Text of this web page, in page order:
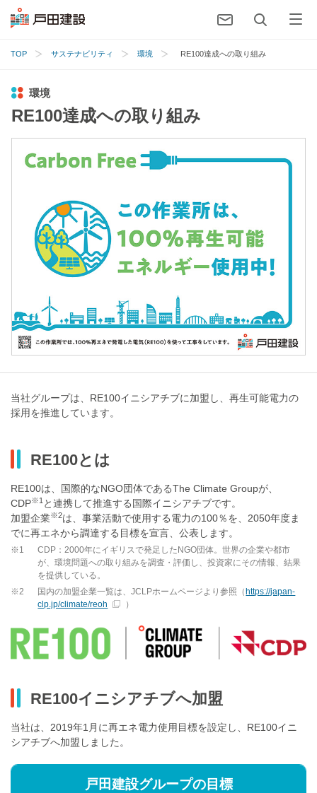
TOP サステナビリティ 環境 RE100達成への取り組み
環境
RE100達成への取り組み
当社グループは、RE100イニシアチブに加盟し、再生可能電力の
採用を推進しています。
RE100とは
RE100は、国際的なNGO団体であるThe Climate Groupが、
CDP※1 と連携して推進する国際イニシアチブです。
加盟企業※2は、事業活動で使用する電力の100％を、2050年度ま
でに再エネから調達する目標を宣言、公表します。
※1
CDP：2000年にイギリスで発足したNGO団体。世界の企業や都市
が、環境問題への取り組みを調査・評価し、投資家にその情報、結果
を提供している。
※2
国内の加盟企業一覧は、JCLPホームページより参照（https://japan-
clp.jp/climate/reoh
）
RE100イニシアチブへ加盟
当社は、2019年1月に再エネ電力使用目標を設定し、RE100イニ
シアチブへ加盟しました。
戸田建設グループの目標